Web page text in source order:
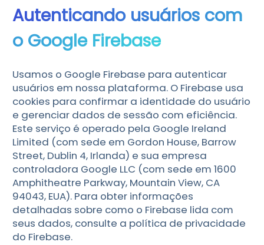
Autenticando usuários com
o Google Firebase
Usamos o Google Firebase para autenticar
usuários em nossa plataforma. O Firebase usa
cookies para confirmar a identidade do usuário
e gerenciar dados de sessão com eficiência.
Este serviço é operado pela Google Ireland
Limited (com sede em Gordon House, Barrow
Street, Dublin 4, Irlanda) e sua empresa
controladora Google LLC (com sede em 1600
Amphitheatre Parkway, Mountain View, CA
94043, EUA). Para obter informações
detalhadas sobre como o Firebase lida com
seus dados, consulte a política de privacidade
do Firebase.